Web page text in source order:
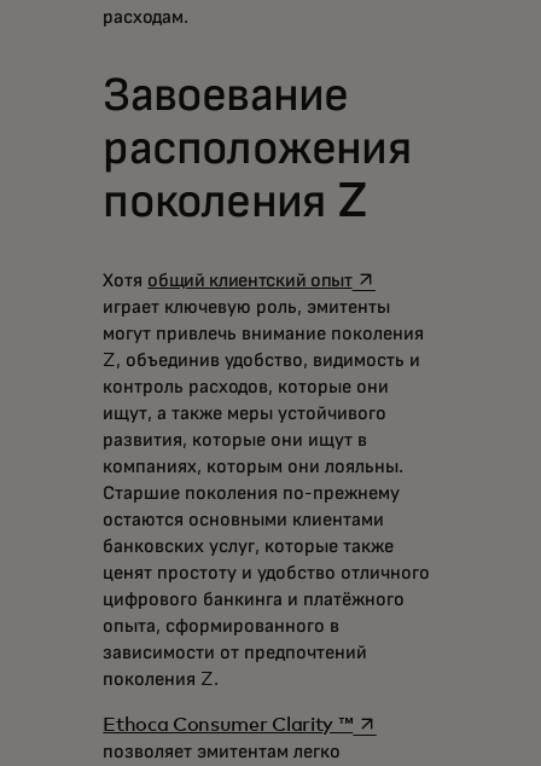
расходам.
Завоевание
расположения
поколения Z
Хотя общий клиентский опытopens in a new tab
играет ключевую роль, эмитенты
могут привлечь внимание поколения
Z, объединив удобство, видимость и
контроль расходов, которые они
ищут, а также меры устойчивого
развития, которые они ищут в
компаниях, которым они лояльны.
Старшие поколения по-прежнему
остаются основными клиентами
банковских услуг, которые также
ценят простоту и удобство отличного
цифрового банкинга и платёжного
опыта, сформированного в
зависимости от предпочтений
поколения Z.
Ethoca Consumer Clarity ™opens in a new tab
позволяет эмитентам легко